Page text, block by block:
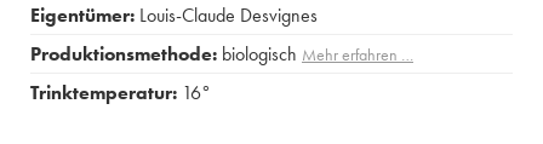
Eigentümer: Louis-Claude Desvignes
Produktionsmethode: biologisch Mehr erfahren …
Trinktemperatur: 16°